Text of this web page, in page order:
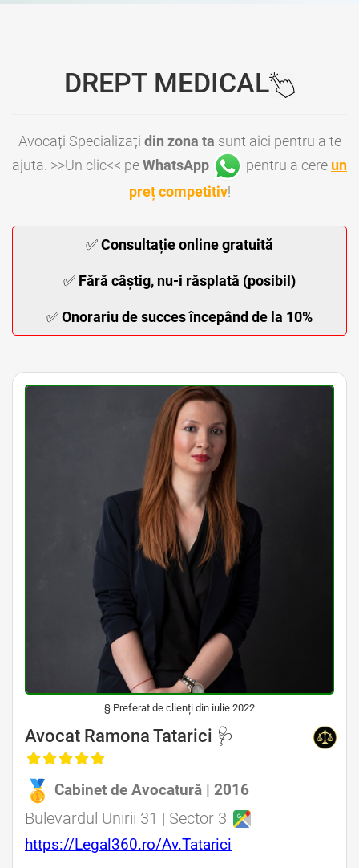
DREPT MEDICAL
Avocați Specializați din zona ta sunt aici pentru a te
ajuta. >>Un clic<< peWhatsApp pentru a cere un
preț competitiv!
✅Consultație onlinegratuită
✅ Fără câștig, nu-i răsplată (posibil)
✅Onorariu de succes începând de la 10%
Avocat Malpraxis Medical Bucuresti • Avocat Dreptul Medical Bucuresti • Avocati Malpraxis Medical Bucuresti • Avocati Dreptul Medical Bucuresti • Avocati Malpraxis Medical Sector 1 Bucuresti • Avocati Malpraxis Medical Sector 2 Bucuresti • Avocati Malpraxis
§ Preferat de clienți din iulie 2022
Avocat Specializat în Drept Civil • Avocat Specializat în Dreptul Familiei • Avocat Specializat în Drept Penal • Avocat
Avocat Ramona Tatarici 🩺
Cabinet de Avocatură | 2016
Bulevardul Unirii 31 | Sector 3
https://Legal360.ro/Av.Tatarici